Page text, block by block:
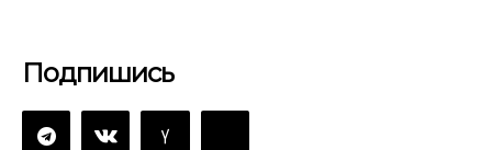
Подпишись